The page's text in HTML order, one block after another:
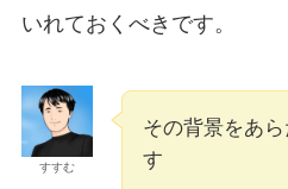
いれておくべきです。
すすむ
その背景をあ
す